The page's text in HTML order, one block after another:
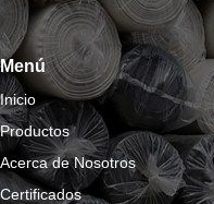
Menú
Inicio
Productos
Acerca de Nosotros
Certificados